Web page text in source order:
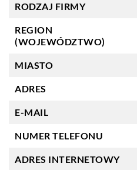
RODZAJ FIRMY
REGION
(WOJEWÓDZTWO)
MIASTO
ADRES
E-MAIL
NUMER TELEFONU
ADRES INTERNETOWY